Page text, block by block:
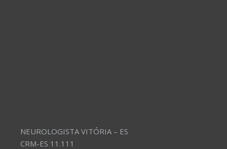
NEUROLOGISTA VITÓRIA – ES
CRM-ES 11.111